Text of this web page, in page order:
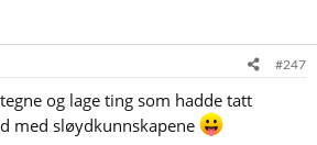
#247
og lage ting som hadde tatt
med sløydkunnskapene